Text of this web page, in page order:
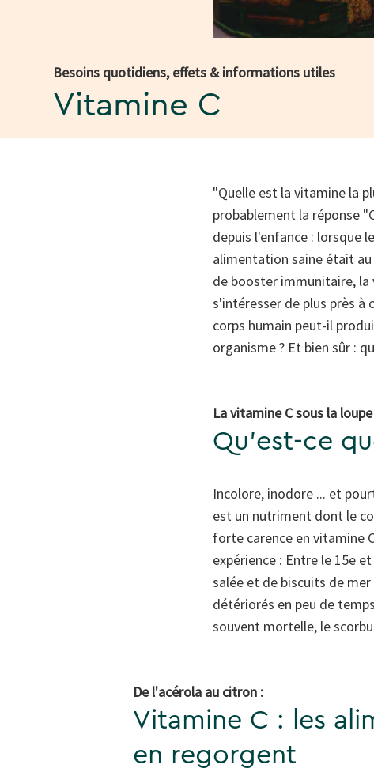
Besoins quotidiens, effets & informations utiles
Vitamine C
"Quelle est la vitamine la
probablement la réponse
depuis l'enfance : lorsque
alimentation saine était
de booster immunitaire, la
s'intéresser de plus près à
corps humain peut-il
organisme ? Et bien sûr :
La vitamine C sous la
Qu'est-ce
Incolore, inodore ... et
est un nutriment dont le
forte carence en vitamine
expérience : Entre le 15e
salée et de biscuits de
détériorés en peu de
souvent mortelle, le
De l'acérola au citron :
Vitamine C : les
en regorgent